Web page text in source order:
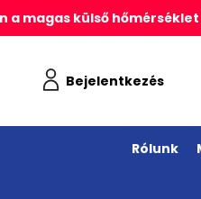
a magas külső
Bejelentkezés
Rólunk